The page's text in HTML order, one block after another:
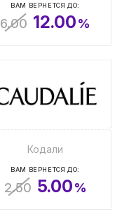
ВАМ ВЕРНЕТСЯ ДО:
6.00 12.00%
Кодали
ВАМ ВЕРНЕТСЯ ДО:
2.50 5.00%